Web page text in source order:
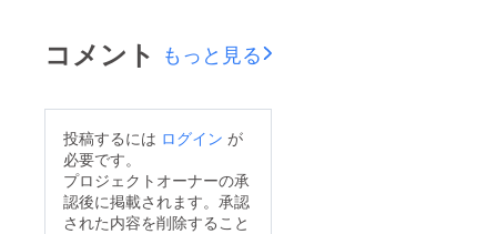
コメント もっと見る
投稿するには ログイン が
必要です。
プロジェクトオーナーの承
認後に掲載されます。承認
された内容を削除すること